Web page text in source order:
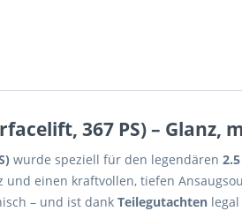
367 PS) – Glanz,
wurde speziell für den legendären
einen kraftvollen, tiefen
– und ist dank Teilegutachten